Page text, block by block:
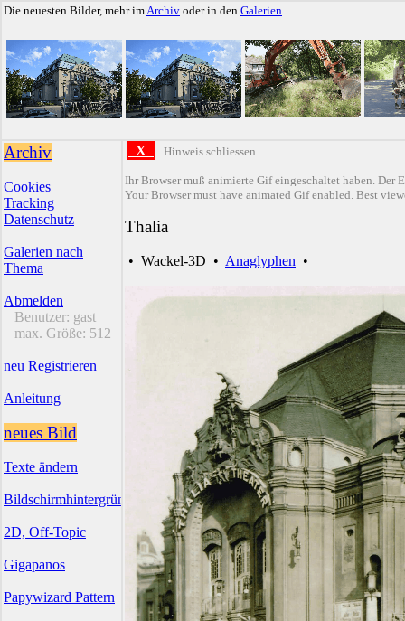
Die neuesten Bilder, mehr imArchiv oder in den Galerien.
Archiv
Cookies
Tracking
Datenschutz
Galerien nach
Thema
Abmelden
Benutzer: gast
max. Größe: 512
neu Registrieren
Anleitung
neues Bild
Texte ändern
Bildschirmhintergründe
2D, Off-Topic
Gigapanos
Papywizard Pattern
X Hinweis schliessen
Ihr Browser muß animierte Gif eingeschaltet haben. Der
Your Browser must have animated Gif enabled. Best
Thalia
• Wackel-3D • Anaglyphen •